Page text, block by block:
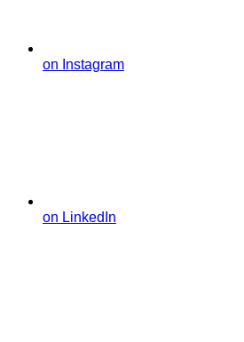
on Instagram
on LinkedIn